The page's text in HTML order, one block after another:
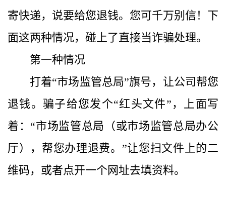
寄快递，说要给您退钱。您可千万别信！下
面这两种情况，碰上了直接当诈骗处理。
第一种情况
打着“市场监管总局”旗号，让公司帮您
退钱。骗子给您发个“红头文件”，上面写
着：“市场监管总局（或市场监管总局办公
厅），帮您办理退费。”让您扫文件上的二
维码，或者点开一个网址去填资料。